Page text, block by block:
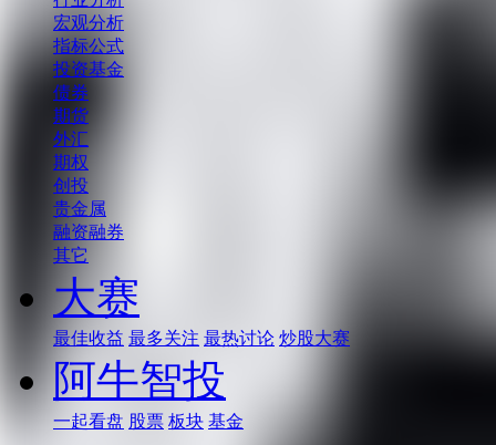
宏观分析
指标公式
投资基金
债券
期货
外汇
期权
创投
贵金属
融资融券
其它
大赛
最佳收益 最多关注 最热讨论 炒股大赛
阿牛智投
一起看盘 股票 板块 基金